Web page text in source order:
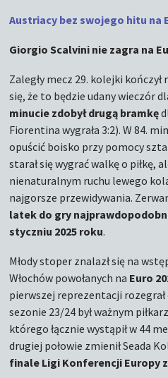
Austriacy bez swojego hitu na
Giorgio Scalvini nie zagra na
Zaległy mecz 29. kolejki kończył
się, że to będzie udany wieczór
minucie zdobył drugą bramkę
Fiorentina wygrała 3:2). W 84.
opuścić boisko przy pomocy
starał się wygrać walkę o piłkę,
nienaturalnym ruchu lewego
najgorsze przewidywania.
latek do gry
styczniu 2025 roku.
Młody stoper znalazł się na
Włochów powołanych na Euro
pierwszej reprezentacji
sezonie 23/24 był ważnym
którego łącznie wystąpił w 44
drugiej połowie zmienił Seada
finale Ligi Konferencji Europy